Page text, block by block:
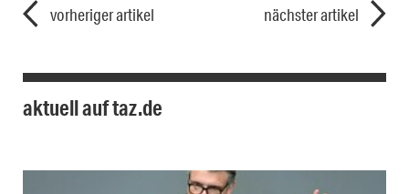
vorheriger artikel nächster artikel
aktuell auf taz.de